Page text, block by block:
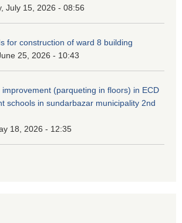
July 15, 2026 - 08:56
for construction of ward 8 building
25, 2026 - 10:43
(parqueting in floors) in ECD
schools in sundarbazar municipality 2nd
18, 2026 - 12:35